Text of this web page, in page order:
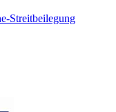
Streitbeilegung